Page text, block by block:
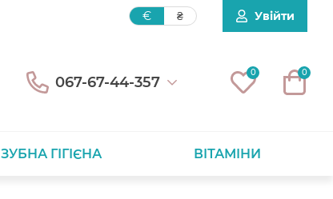
€ ₴ Увійти
067-67-44-357
0 0
ЗУБНА ГІГІЄНА ВІТАМІНИ